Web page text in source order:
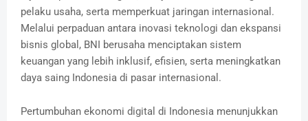
pelaku usaha, serta memperkuat jaringan internasional.
Melalui perpaduan antara inovasi teknologi dan ekspansi
bisnis global, BNI berusaha menciptakan sistem
keuangan yang lebih inklusif, efisien, serta meningkatkan
daya saing Indonesia di pasar internasional.
Pertumbuhan ekonomi digital di Indonesia menunjukkan